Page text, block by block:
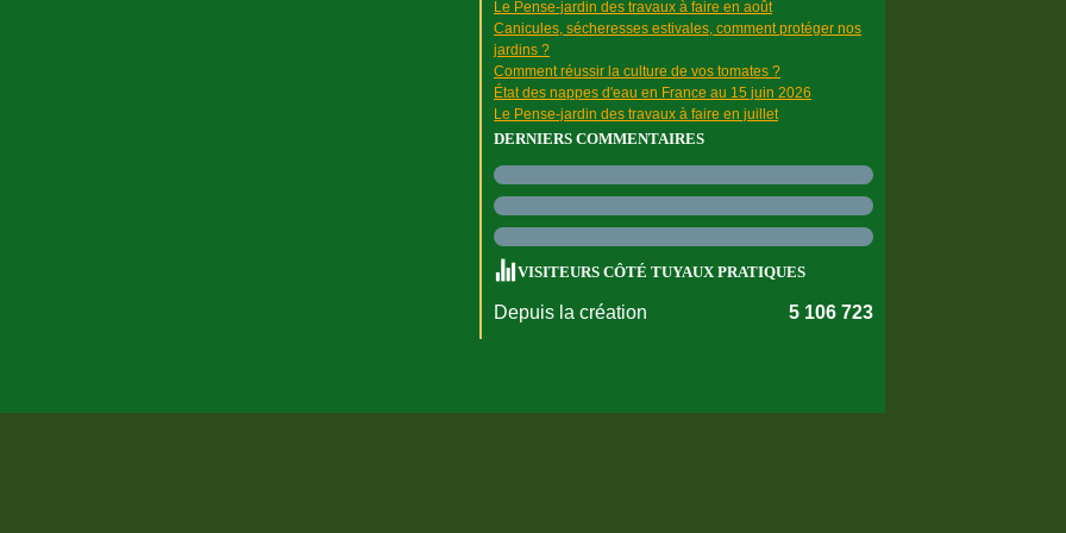
Le Pense-jardin des travaux à faire en août
Canicules, sécheresses estivales, comment protéger nos
jardins ?
Comment réussir la culture de vos tomates ?
État des nappes d'eau en France au 15 juin 2026
Le Pense-jardin des travaux à faire en juillet
DERNIERS COMMENTAIRES
VISITEURS CÔTÉ TUYAUX PRATIQUES
Depuis la création 5 106 723